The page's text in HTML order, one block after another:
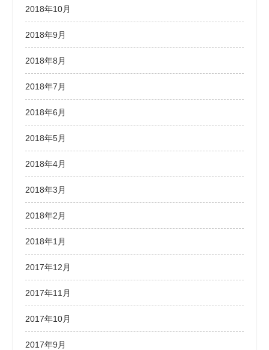
2018年10月
2018年9月
2018年8月
2018年7月
2018年6月
2018年5月
2018年4月
2018年3月
2018年2月
2018年1月
2017年12月
2017年11月
2017年10月
2017年9月